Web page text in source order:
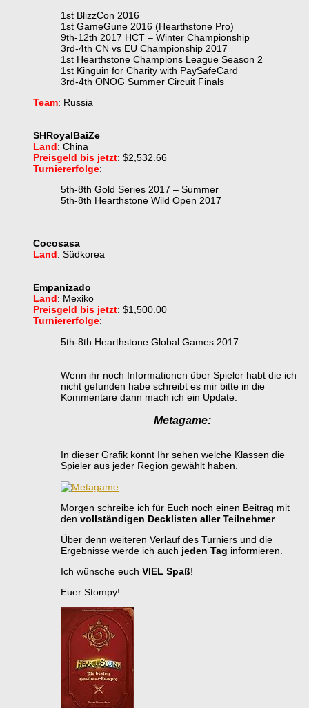
1st BlizzCon 2016
1st GameGune 2016 (Hearthstone Pro)
9th-12th 2017 HCT – Winter Championship
3rd-4th CN vs EU Championship 2017
1st Hearthstone Champions League Season 2
1st Kinguin for Charity with PaySafeCard
3rd-4th ONOG Summer Circuit Finals
Team: Russia
SHRoyalBaiZe
Land: China
Preisgeld bis jetzt: $2,532.66
Turniererfolge:
5th-8th Gold Series 2017 – Summer
5th-8th Hearthstone Wild Open 2017
Cocosasa
Land: Südkorea
Empanizado
Land: Mexiko
Preisgeld bis jetzt: $1,500.00
Turniererfolge:
5th-8th Hearthstone Global Games 2017
Wenn ihr noch Informationen über Spieler habt die ich
nicht gefunden habe schreibt es mir bitte in die
Kommentare dann mach ich ein Update.
Metagame:
In dieser Grafik könnt Ihr sehen welche Klassen die
Spieler aus jeder Region gewählt haben.
Morgen schreibe ich für Euch noch einen Beitrag mit
den vollständigen Decklisten aller Teilnehmer.
Über denn weiteren Verlauf des Turniers und die
Ergebnisse werde ich auch jeden Tag informieren.
Ich wünsche euch VIEL Spaß!
Euer Stompy!